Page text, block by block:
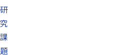
研
究
課
題